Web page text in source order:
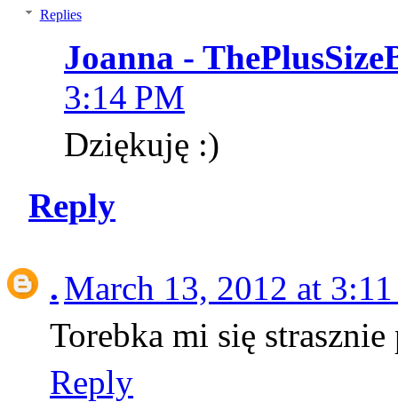
Replies
Joanna -
3:14 PM
Dziękuję :)
Reply
. March 13, 2012 at
Torebka mi się
Reply